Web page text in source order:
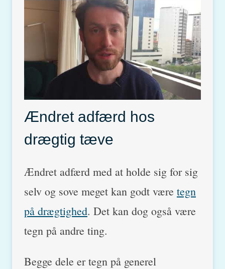
Ændret adfærd hos
drægtig tæve
Ændret adfærd med at holde sig for sig
selv og sove meget kan godt være tegn
på drægtighed. Det kan dog også være
tegn på andre ting.
Begge dele er tegn på generel